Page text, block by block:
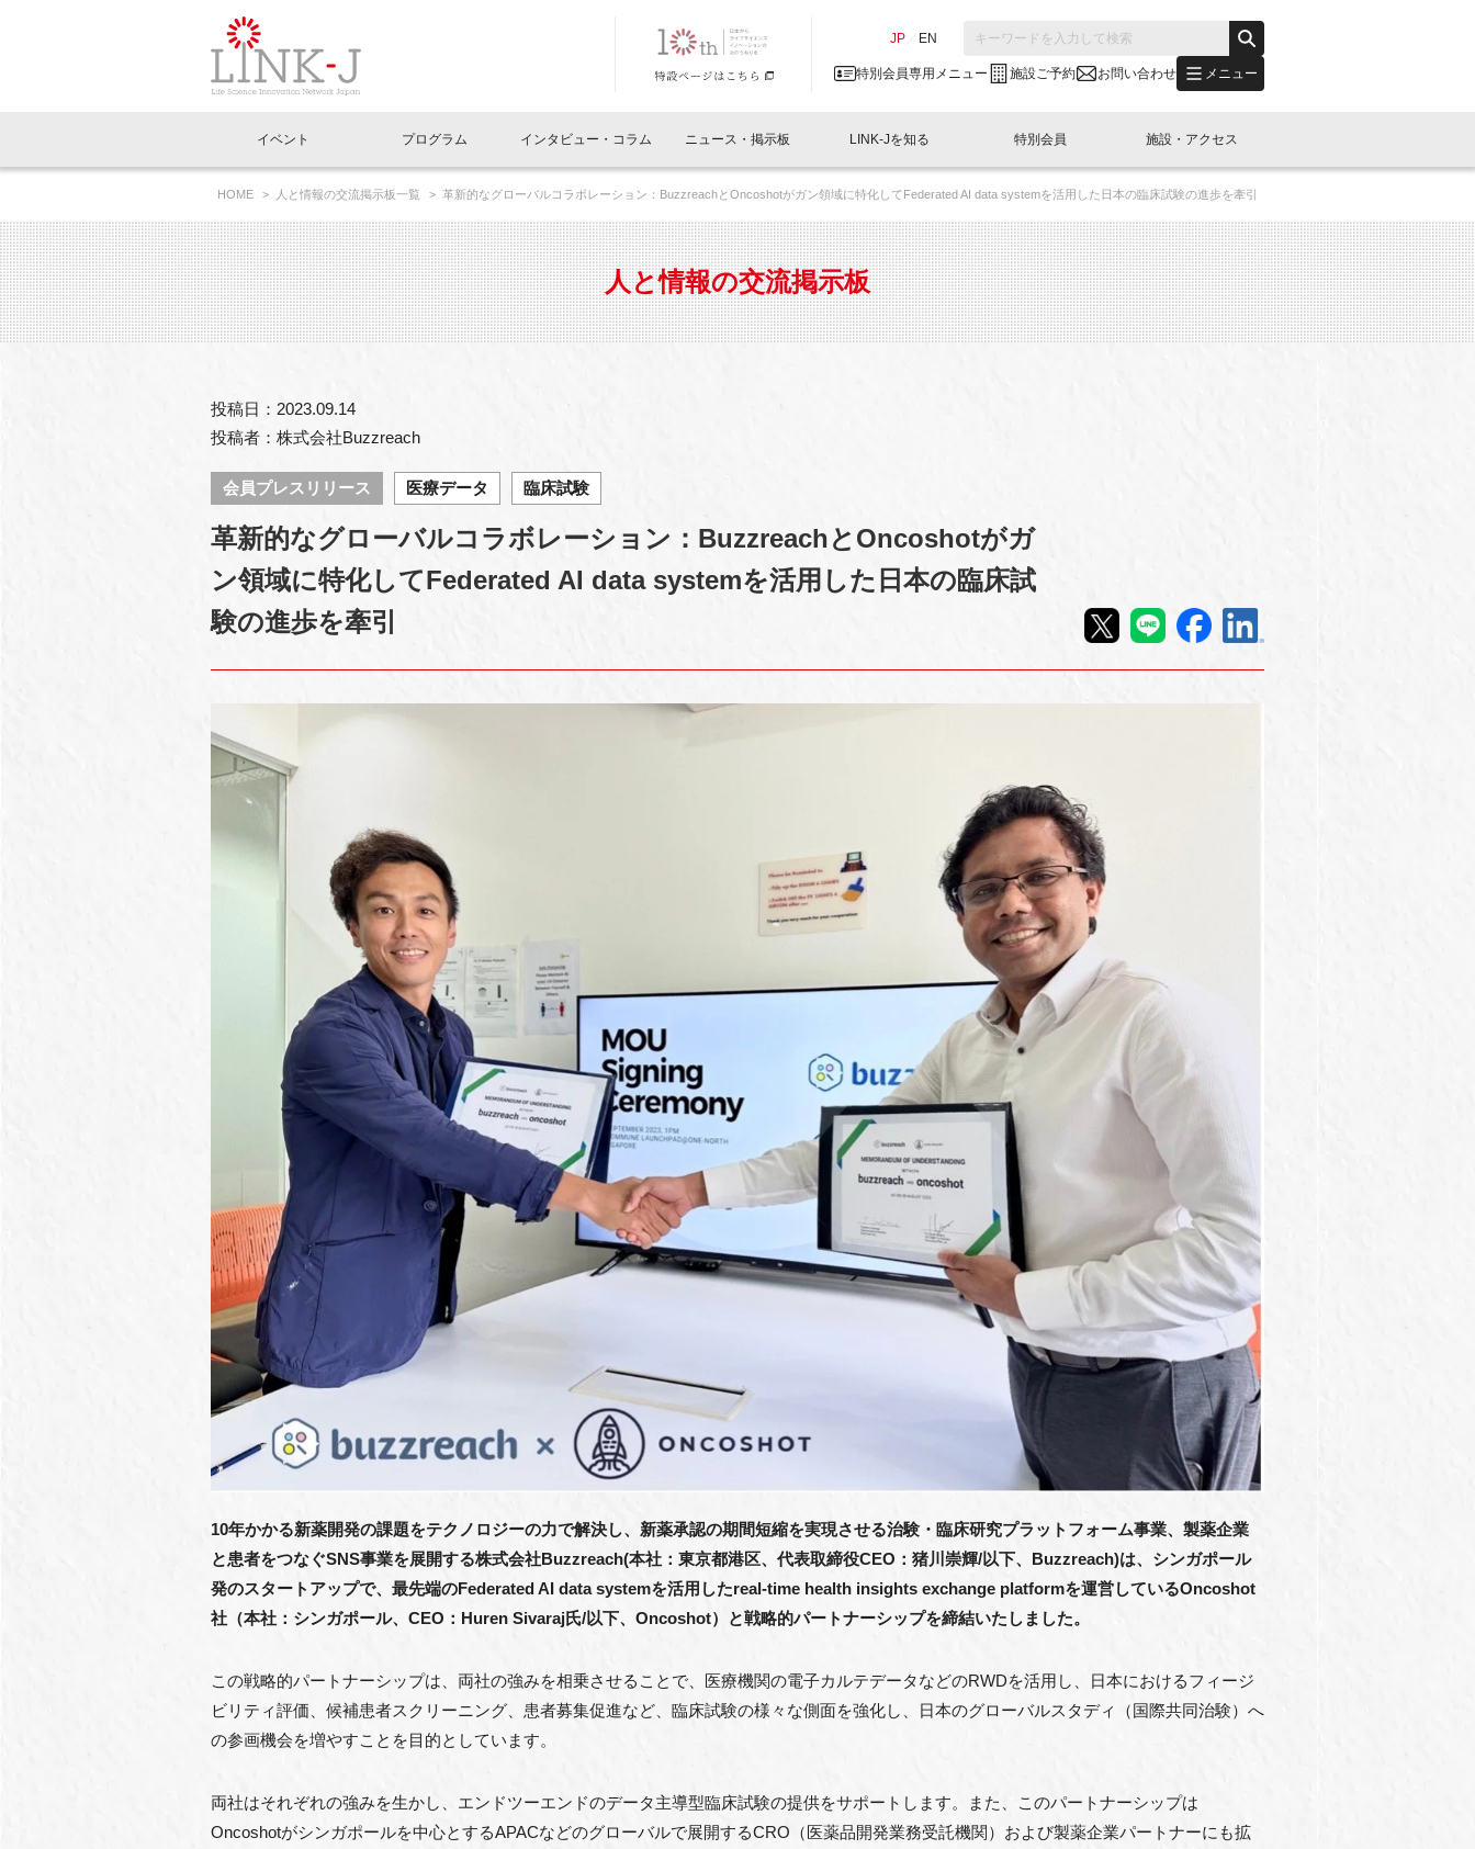
JP EN
特別会員専用メニュー 施設ご予約 お問い合わせ メニュー
イベントお知らせメール登録
閉じる
イベント
イベント一覧
LINK-J主催・共催 特別会員開催
LINK-J協賛・協力 出展・参加
イベントレポート一覧
LINK-J主催・共催 特別会員開催
LINK-J協賛・協力 出展・参加
プログラム
Out of Box相談室 What's "UNIKORN"？ What's "LINK-BioBAY TOKYO"？
インタビュー・コラム
インタビュー・コラム一覧
スペシャルインタビュー ベンチャーインタビュー 会報誌 (News Letter)
連載コラム サポーターコラム 日本橋コラム
ニュース・掲示板
ニュース一覧
トピック プレスリリース
メディア情報 海外関連
協賛・協力
人と情報の交流掲示板一覧
会員プレスリリース ニュース・事業紹介
募集 イベント
LINK-Jを知る
理事長挨拶 Why in Nihonbashi What’s LINK-J WEST
国内外連携 サポーター紹介 事業内容
組織概要 パンフレット GTB日本橋エリアについて
特別会員
特別会員一覧 特別会員について 入会申し込み
専用メニューはこちら
施設・アクセス
ラウンジ・会議室 オフィス・ラボ 施設ご予約
アクセス
HOME 人と情報の交流掲示板一覧 革新的なグローバルコラボレーション：BuzzreachとOncoshotがガン領域に特化してFederated AI data systemを活用した日本の臨床試験の進歩を牽引
人と情報の交流掲示板
投稿日：2023.09.14
投稿者：株式会社Buzzreach
会員プレスリリース 医療データ 臨床試験
革新的なグローバルコラボレーション：BuzzreachとOncoshotがガ
ン領域に特化してFederated AI data systemを活用した日本の臨床試
験の進歩を牽引
10年かかる新薬開発の課題をテクノロジーの力で解決し、新薬承認の期間短縮を実現させる治験・臨床研究プラットフォーム事業、製薬企業
と患者をつなぐSNS事業を展開する株式会社Buzzreach(本社：東京都港区、代表取締役CEO：猪川崇輝/以下、Buzzreach)は、シンガポール
発のスタートアップで、最先端のFederated AI data systemを活用したreal-time health insights exchange platformを運営しているOncoshot
社（本社：シンガポール、CEO：Huren Sivaraj氏/以下、Oncoshot）と戦略的パートナーシップを締結いたしました。
この戦略的パートナーシップは、両社の強みを相乗させることで、医療機関の電子カルテデータなどのRWDを活用し、日本におけるフィージ
ビリティ評価、候補患者スクリーニング、患者募集促進など、臨床試験の様々な側面を強化し、日本のグローバルスタディ（国際共同治験）へ
の参画機会を増やすことを目的としています。
両社はそれぞれの強みを生かし、エンドツーエンドのデータ主導型臨床試験の提供をサポートします。また、このパートナーシップは
Oncoshotがシンガポールを中心とするAPACなどのグローバルで展開するCRO（医薬品開発業務受託機関）および製薬企業パートナーにも拡